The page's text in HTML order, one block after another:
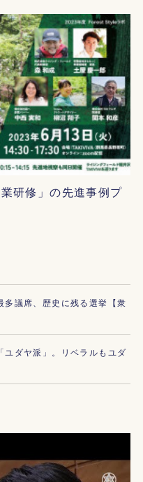
研修」の先進事例プ
議席、歴史に残る選挙【衆
ダヤ派」。リベラルもユダ